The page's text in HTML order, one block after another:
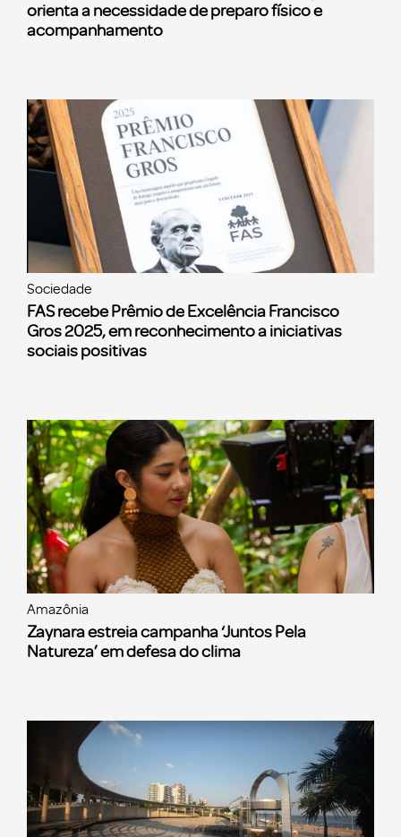
orienta a necessidade de preparo físico e
acompanhamento
Sociedade
FAS recebe Prêmio de Excelência Francisco
Gros 2025, em reconhecimento a iniciativas
sociais positivas
Amazônia
Zaynara estreia campanha ‘Juntos Pela
Natureza’ em defesa do clima